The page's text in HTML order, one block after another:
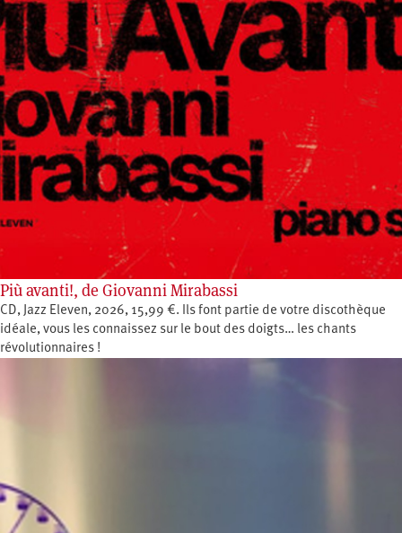
Più avanti!, de Giovanni Mirabassi
CD, Jazz Eleven, 2026, 15,99 €. Ils font partie de votre discothèque
idéale, vous les connaissez sur le bout des doigts… les chants
révolutionnaires !